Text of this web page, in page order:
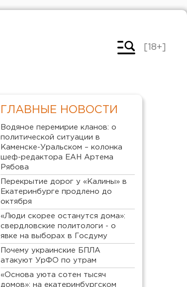
[18+]
ГЛАВНЫЕ НОВОСТИ
Водяное перемирие кланов: о
политической ситуации в
Каменске-Уральском – колонка
шеф-редактора ЕАН Артема
Рябова
Перекрытие дорог у «Калины» в
Екатеринбурге продлено до
октября
«Люди скорее останутся дома»:
свердловские политологи - о
явке на выборах в Госдуму
Почему украинские БПЛА
атакуют УрФО по утрам
«Основа уюта сотен тысяч
домов»: на екатеринбургском